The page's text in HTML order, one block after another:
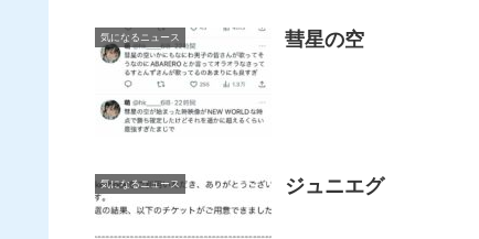
気になるニュース 彗星の空
気になるニュース ジュニエグ